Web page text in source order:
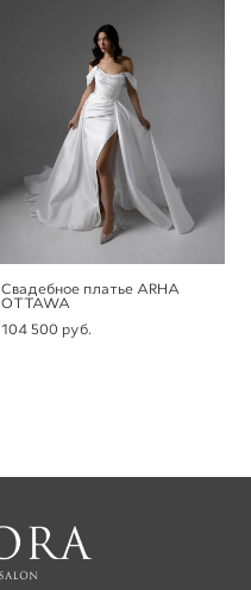
Свадебное платье ARHA
OTTAWA
104 500 pуб.